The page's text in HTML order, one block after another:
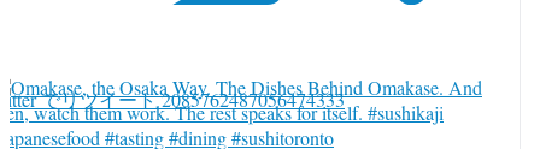
でリツイート 2085762487056474333